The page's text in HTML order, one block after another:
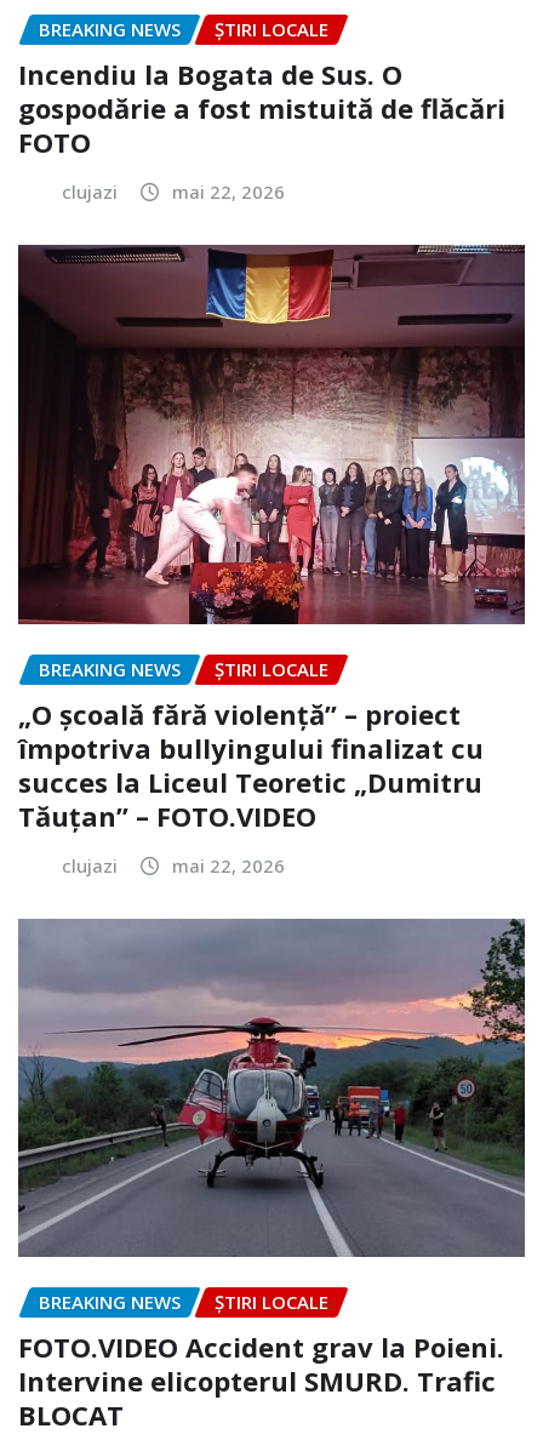
BREAKING NEWS ȘTIRI LOCALE
Incendiu la Bogata de Sus. O
gospodărie a fost mistuită de flăcări
FOTO
clujazi mai 22, 2026
BREAKING NEWS ȘTIRI LOCALE
„O școală fără violență” – proiect
împotriva bullyingului finalizat cu
succes la Liceul Teoretic „Dumitru
Tăuțan” – FOTO.VIDEO
clujazi mai 22, 2026
BREAKING NEWS ȘTIRI LOCALE
FOTO.VIDEO Accident grav la Poieni.
Intervine elicopterul SMURD. Trafic
BLOCAT